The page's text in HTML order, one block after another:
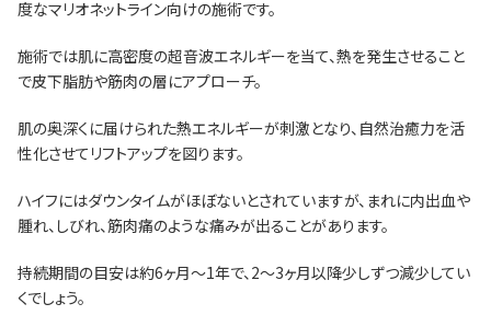
度なマリオネットライン向けの施術です。
施術では肌に高密度の超音波エネルギーを当て、熱を発生させること
で皮下脂肪や筋肉の層にアプローチ。
肌の奥深くに届けられた熱エネルギーが刺激となり、自然治癒力を活
性化させてリフトアップを図ります。
ハイフにはダウンタイムがほぼないとされていますが、まれに内出血や
腫れ、しびれ、筋肉痛のような痛みが出ることがあります。
持続期間の目安は約6ヶ月～1年で、2～3ヶ月以降少しずつ減少してい
くでしょう。